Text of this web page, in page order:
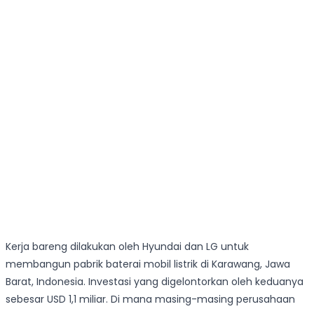
Kerja bareng dilakukan oleh Hyundai dan LG untuk
membangun pabrik baterai mobil listrik di Karawang, Jawa
Barat, Indonesia. Investasi yang digelontorkan oleh keduanya
sebesar USD 1,1 miliar. Di mana masing-masing perusahaan